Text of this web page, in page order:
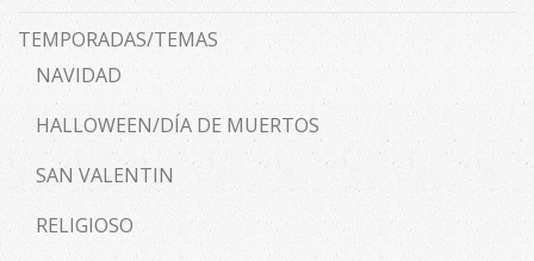
TEMPORADAS/TEMAS
NAVIDAD
HALLOWEEN/DÍA DE MUERTOS
SAN VALENTIN
RELIGIOSO